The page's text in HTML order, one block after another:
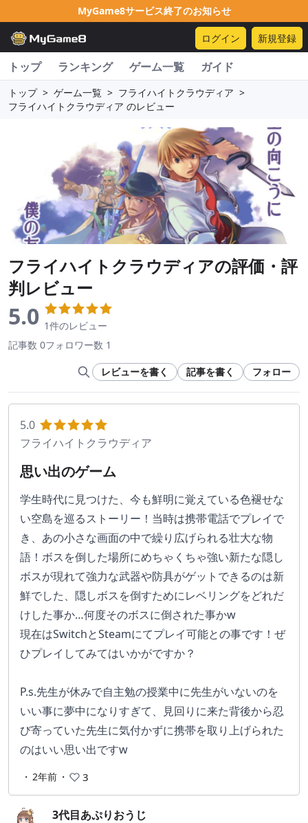
MyGame8サービス終了のお知らせ
ログイン 新規登録
トップ ランキング ゲーム一覧 ガイド
トップ > ゲーム一覧 > フライハイトクラウディア >
フライハイトクラウディア のレビュー
フライハイトクラウディアの評価・評
判レビュー
5.0 1件のレビュー
記事数 0フォロワー数 1
レビューを書く 記事を書く フォロー
5.0
フライハイトクラウディア
思い出のゲーム
学生時代に見つけた、今も鮮明に覚えている色褪せな
い空島を巡るストーリー！当時は携帯電話でプレイで
き、あの小さな画面の中で繰り広げられる壮大な物
語！ボスを倒した場所にめちゃくちゃ強い新たな隠し
ボスが現れて強力な武器や防具がゲットできるのは新
鮮でした、隠しボスを倒すためにレベリングをどれだ
けした事か…何度そのボスに倒された事かw
現在はSwitchとSteamにてプレイ可能との事です！ぜ
ひプレイしてみてはいかがですか？
P.s.先生が休みで自主勉の授業中に先生がいないのを
いい事に夢中になりすぎて、見回りに来た背後から忍
び寄っていた先生に気付かずに携帯を取り上げられた
のはいい思い出ですw
・ 2年前 ・ 3
3代目あぷりおうじ